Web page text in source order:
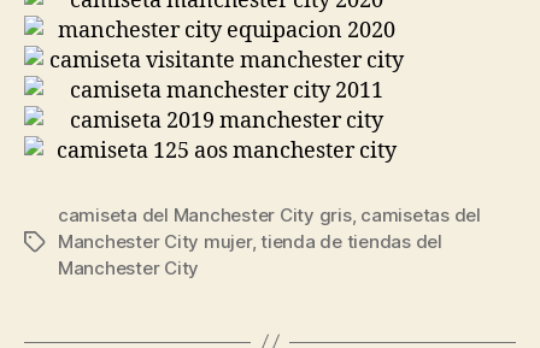
Etiquetas
camiseta del Manchester City gris, camisetas del
Manchester City mujer,tienda de tiendas del
Manchester City